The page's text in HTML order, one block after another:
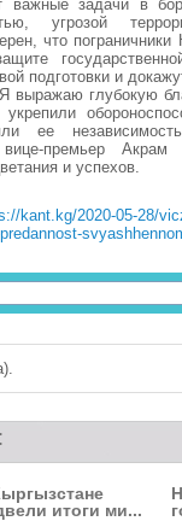
важные задачи в
угрозой
что
подготовки и
выражаю глубокую
ее
премьер Акрам
и успехов.
kant.kg/2020-05-28/
итоги ми...